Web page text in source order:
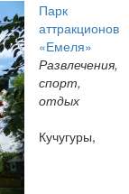
Парк
аттракционов
«Емеля»
Развлечения,
спорт,
отдых
Кучугуры,